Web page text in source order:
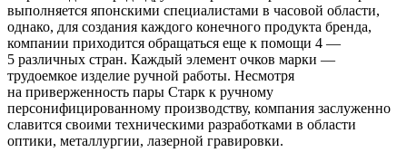
выполняется японскими специалистами в часовой области,
однако, для создания каждого конечного продукта бренда,
компании приходится обращаться еще к помощи 4 —
5 различных стран. Каждый элемент очков марки —
трудоемкое изделие ручной работы. Несмотря
на приверженность пары Старк к ручному
персонифицированному производству, компания заслуженно
славится своими техническими разработками в области
оптики, металлургии, лазерной гравировки.